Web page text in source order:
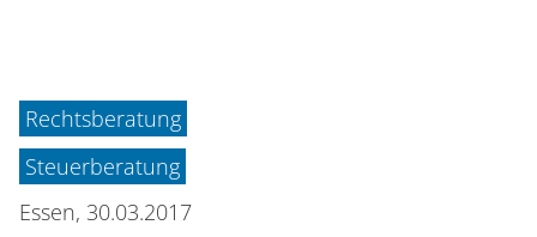
Rechtsberatung
Steuerberatung
Essen, 30.03.2017